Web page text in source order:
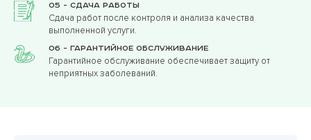
05 - Сдача работы
Сдача работ после контроля и анализа качества
выполненной услуги.
06 - Гарантийное обслуживание
Гарантийное обслуживание обеспечивает защиту от
неприятных заболеваний.